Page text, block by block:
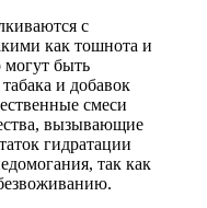
с
как тошнота и
быть
и добавок
смеси
вызывающие
гидратации
так как